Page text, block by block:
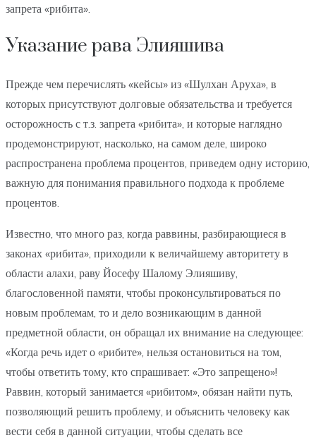
запрета «рибита».
Указание рава Элияшива
Прежде чем перечислять «кейсы» из «Шулхан Аруха», в
которых присутствуют долговые обязательства и требуется
осторожность с т.з. запрета «рибита», и которые наглядно
продемонстрируют, насколько, на самом деле, широко
распространена проблема процентов, приведем одну историю,
важную для понимания правильного подхода к проблеме
процентов.
Известно, что много раз, когда раввины, разбирающиеся в
законах «рибита», приходили к величайшему авторитету в
области алахи, раву Йосефу Шалому Элияшиву,
благословенной памяти, чтобы проконсультироваться по
новым проблемам, то и дело возникающим в данной
предметной области, он обращал их внимание на следующее:
«Когда речь идет о «рибите», нельзя остановиться на том,
чтобы ответить тому, кто спрашивает: «Это запрещено»!
Раввин, который занимается «рибитом», обязан найти путь,
позволяющий решить проблему, и объяснить человеку как
вести себя в данной ситуации, чтобы сделать все